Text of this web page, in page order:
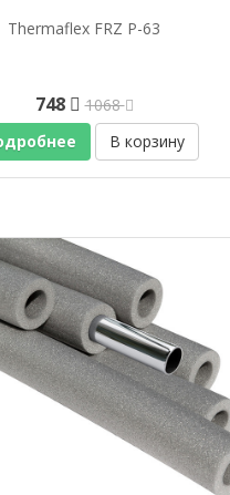
Thermaflex FRZ P-63
748
1068
В корзину